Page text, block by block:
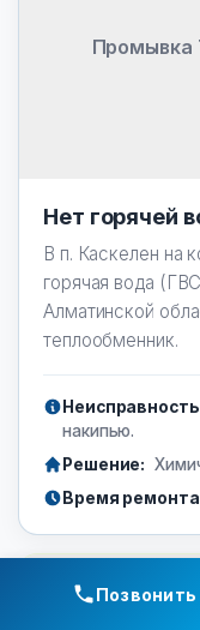
Позвонить
Промывка
Нет горячей
В п. Каскелен на
горячая вода
Алматинской
теплообменник.
накипью.
Решение:
Время
Ауэзовский район